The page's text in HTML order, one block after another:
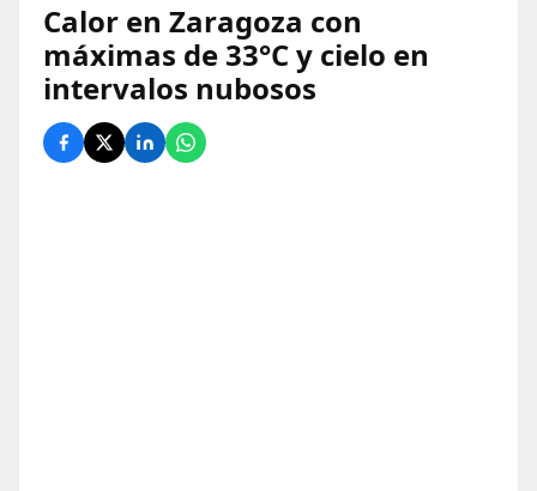
Calor en Zaragoza con
máximas de 33°C y cielo en
intervalos nubosos